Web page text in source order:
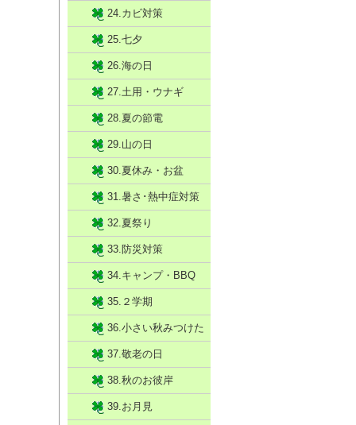
24.カビ対策
25.七夕
26.海の日
27.土用・ウナギ
28.夏の節電
29.山の日
30.夏休み・お盆
31.暑さ･熱中症対策
32.夏祭り
33.防災対策
34.キャンプ・BBQ
35.２学期
36.小さい秋みつけた
37.敬老の日
38.秋のお彼岸
39.お月見